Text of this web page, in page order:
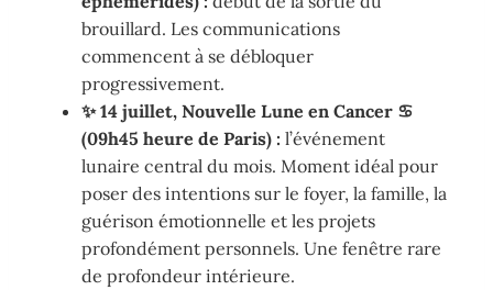
brouillard. Les communications
commencent à se débloquer
progressivement.
✨ 14 juillet, Nouvelle Lune en Cancer ♋
(09h45 heure de Paris) : l’événement
lunaire central du mois. Moment idéal pour
poser des intentions sur le foyer, la famille, la
guérison émotionnelle et les projets
profondément personnels. Une fenêtre rare
de profondeur intérieure.